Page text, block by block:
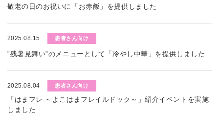
敬老の日のお祝いに「お赤飯」を提供しました
2025.08.15 患者さん向け
”残暑見舞い”のメニューとして「冷やし中華」を提供しました
2025.08.04 患者さん向け
「はまフレ ～よこはまフレイルドック～」紹介イベントを実施
しました